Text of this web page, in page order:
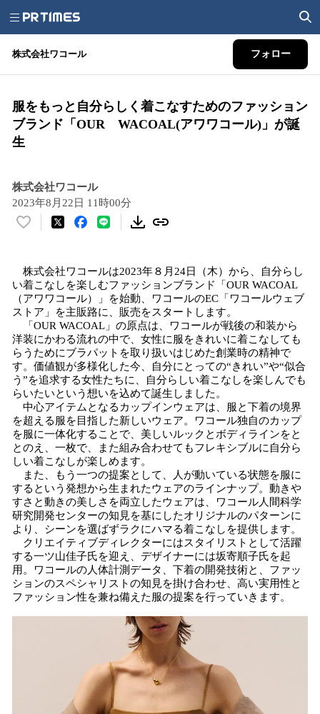
株式会社ワコール フォロー
服をもっと自分らしく着こなすためのファッション
ブランド「OUR WACOAL(アワワコール)」が誕
生
株式会社ワコール
2023年8月22日 11時00分
い
！
数
を
読
み
込
み
中
で
す
株式会社ワコールは2023年８月24日（木）から、自分らし
い着こなしを楽しむファッションブランド「OUR WACOAL
（アワワコール）」を始動、ワコールのEC「ワコールウェブ
ストア」を主販路に、販売をスタートします。
「OUR WACOAL」の原点は、ワコールが戦後の和装から
洋装にかわる流れの中で、女性に服をきれいに着こなしても
らうためにブラパットを取り扱いはじめた創業時の精神で
す。価値観が多様化した今、自分にとっての“きれい”や“似合
う”を追求する女性たちに、自分らしい着こなしを楽しんでも
らいたいという想いを込めて誕生しました。
中心アイテムとなるカップインウェアは、服と下着の境界
を超える服を目指した新しいウェア。ワコール独自のカップ
を服に一体化することで、美しいルックとボディラインをと
とのえ、一枚で、また組み合わせてもフレキシブルに自分ら
しい着こなしが楽しめます。
また、もう一つの提案として、人が動いている状態を服に
するという発想から生まれたウェアのラインナップ。動きや
すさと動きの美しさを両立したウェアは、ワコール人間科学
研究開発センターの知見を基にしたオリジナルのパターンに
より、シーンを選ばずラクにハマる着こなしを提供します。
クリエイティブディレクターにはスタイリストとして活躍
する一ツ山佳子氏を迎え、デザイナーには坂寄順子氏を起
用。ワコールの人体計測データ、下着の開発技術と、ファッ
ションのスペシャリストの知見を掛け合わせ、高い実用性と
ファッション性を兼ね備えた服の提案を行っていきます。